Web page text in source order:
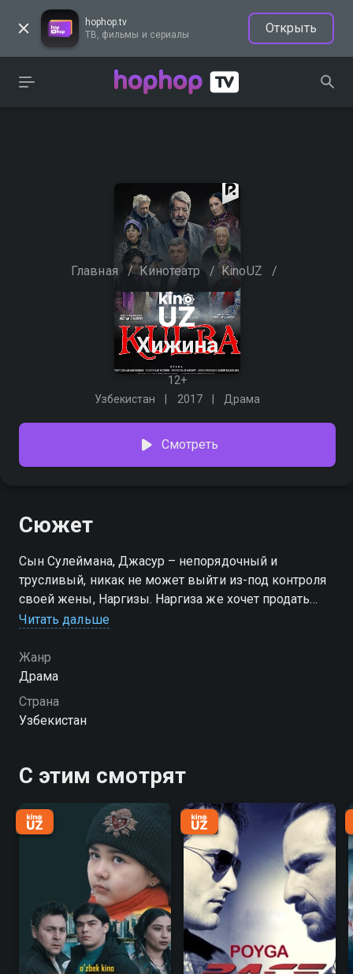
hophop.tv
ТВ, фильмы и сериалы
Открыть
Главная / Кинотеатр / KinoUZ /
Хижина
12+
Узбекистан
2017 Драма
Смотреть
Сюжет
Сын Сулеймана, Джасур – непорядочный и
трусливый, никак не может выйти из-под контроля
своей жены, Наргизы. Наргиза же хочет продать
дом, где живет отец Джасура, Сулейман, и на
Сулейман не хочет продавать дом, а хочет завещать
дом внуку. Наргиза разозлилась и подала на
Сулеймана в суд. Джасур встает на сторону жены,
он в суде оскорбляет отца, и говорит, что не может с
Джасур лишает отца дома, в котором тот живет.
После этого Джасур помещает своего отца, в «Дом
престарелых». Там было много пожелых людей,
которых тоже бросили их собственные дети...
Читать дальше
Жанр
Драма
Страна
Узбекистан
С этим смотрят